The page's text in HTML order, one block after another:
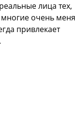
лица тех,
очень меня
привлекает